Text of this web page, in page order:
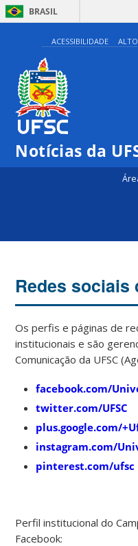
BRASIL
ACESSIBILIDADE
Notícias da
Redes sociais
Os perfis e páginas de
institucionais e são
Comunicação da UFSC
facebook.com/
twitter.com/UFSC
plus.google.com/
instagram.com/
pinterest.com/ufsc
Perfil institucional do
Facebook: